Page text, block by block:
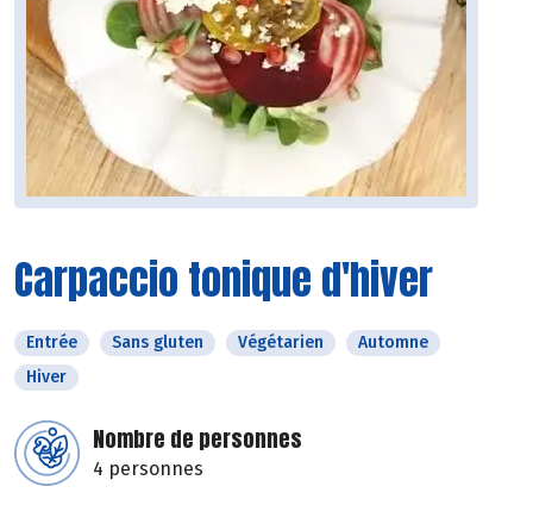
Carpaccio tonique d'hiver
Entrée Sans gluten Végétarien
Automne
Hiver
Nombre de personnes
4 personnes